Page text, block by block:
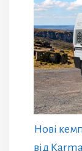
Нові
від